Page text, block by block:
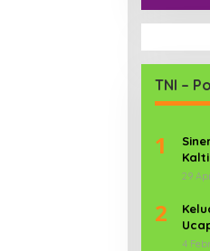
TNI –
1
29
2
Kr.
4